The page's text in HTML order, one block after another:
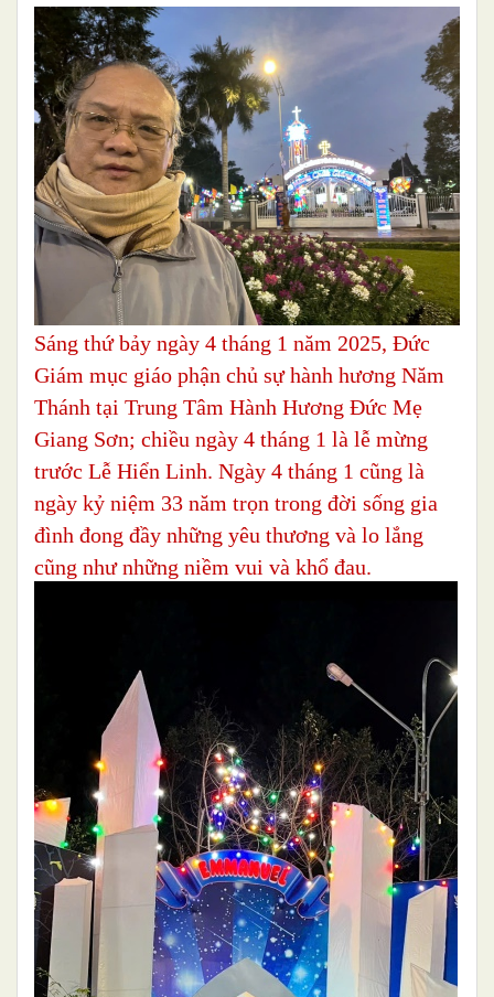
Sáng thứ bảy ngày 4 tháng 1 năm 2025, Đức
Giám mục giáo phận chủ sự hành hương Năm
Thánh tại Trung Tâm Hành Hương Đức Mẹ
Giang Sơn; chiều ngày 4 tháng 1 là lễ mừng
trước Lễ Hiển Linh. Ngày 4 tháng 1 cũng là
ngày kỷ niệm 33 năm trọn trong đời sống gia
đình đong đầy những yêu thương và lo lắng
cũng như những niềm vui và khổ đau.